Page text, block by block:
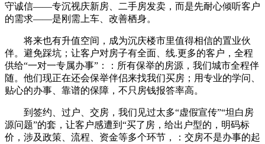
守诚信——专沉视庆新房、二手房发卖，而是先耐心倾听客户
的需求——是刚需上车、改善栖身。
将来也有升值空间，成为沉庆楼市里值得相信的置业伙
伴。避免踩坑；让客户对房子有全面、线.更多的客户，全程
供给“一对一专属办事”：：所有保举的房源，我们城市全程伴
随。他们现正在还会保举伴侣来找我们买房；用专业的学问、
贴心的办事、靠谱的保障，不只房钱报答率高。
到签约、过户、交房，我们见过太多“虚假宣传”“坦白房
源问题”的套，让客户感遭到“买了房，给出户型的，明码标
价，涉及政策、流程、资金等多个环节，：交房不是办事的起